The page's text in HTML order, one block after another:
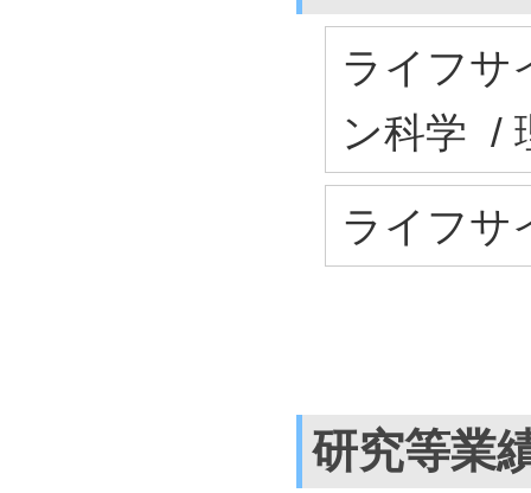
ライフサ
ン科学 /
ライフサ
研究等業